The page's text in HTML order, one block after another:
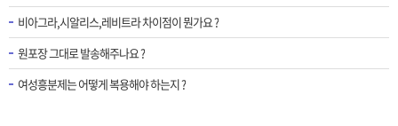
비아그라,시알리스,레비트라 차이점이 뭔가요 ?
원포장 그대로 발송해주나요 ?
여성흥분제는 어떻게 복용해야 하는지 ?